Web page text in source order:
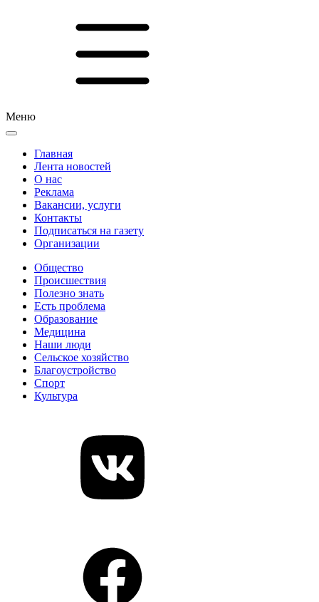
Меню
Главная
Лента новостей
О нас
Реклама
Вакансии, услуги
Контакты
Подписаться на газету
Организации
Общество
Происшествия
Полезно знать
Есть проблема
Образование
Медицина
Наши люди
Сельское хозяйство
Благоустройство
Спорт
Культура